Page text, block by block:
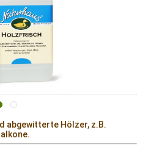
abgewitterte Hölzer, z.B.